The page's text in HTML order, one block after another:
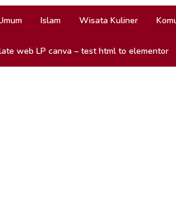
Islam Wisata Kuliner
web LP canva – test html to elementor